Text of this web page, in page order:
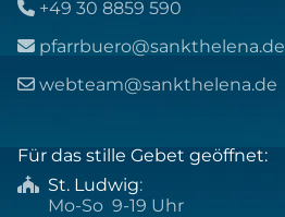
 +49 30 8859 590
 pfarrbuero@sankthelena.de
 webteam@sankthelena.de
Für das stille Gebet geöffnet:
 St. Ludwig:
Mo-So 9-19 Uhr